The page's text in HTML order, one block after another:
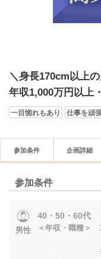
＼身長170cm以上
年収1,000万円以上
一目惚れもあり 仕事を頑
参加条件 企画詳細
参加条件
男性
40・50・60代
＜年収・職種＞
・800万円
※いずれ